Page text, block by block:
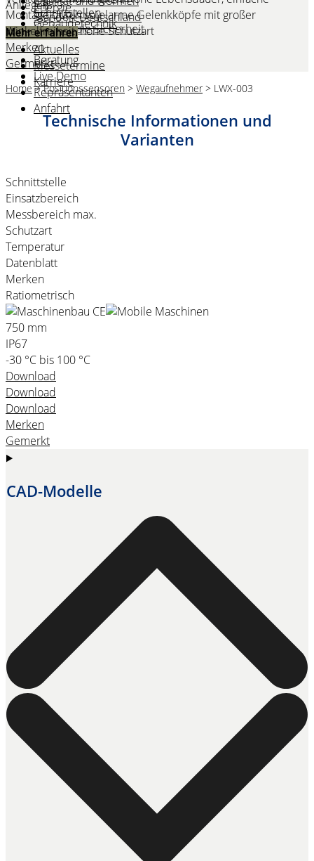
Schnittstellen
Funktionale Sicherheit
Energie
Gebäudetechnik
Standort Deutschland
Historie
Aktuelles
Messetermine
Karriere
Anliegen.
Mehr erfahren
Beratung
Live Demo
Repräsentanten
Anfahrt
Montage durch spielarme Gelenkköpfe mit großer
Winkelfreiheit, hohe Schutzart
Merken
Germerkt
Home>Positionssensoren > Wegaufnehmer > LWX-003
Technische Informationen und
Varianten
Schnittstelle
Einsatzbereich
Messbereich max.
Schutzart
Temperatur
Datenblatt
Merken
Ratiometrisch
750 mm
IP67
-30 °C bis 100 °C
Download
Download
Download
Merken
Gemerkt
CAD-Modelle